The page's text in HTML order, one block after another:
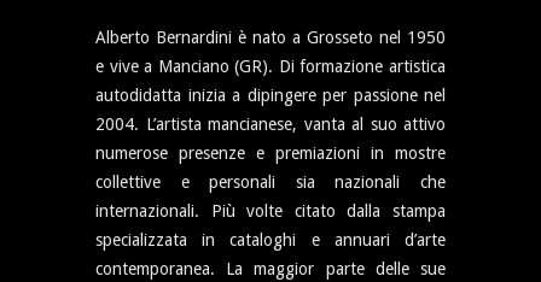
Alberto Bernardini è nato a Grosseto nel 1950
e vive a Manciano (GR). Di formazione artistica
autodidatta inizia a dipingere per passione nel
2004. L’artista mancianese, vanta al suo attivo
numerose presenze e premiazioni in mostre
collettive e personali sia nazionali che
internazionali. Più volte citato dalla stampa
specializzata in cataloghi e annuari d’arte
contemporanea. La maggior parte delle sue